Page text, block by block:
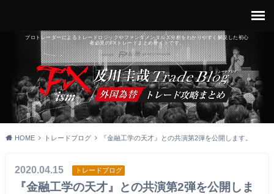
プロトレーダーによるトレードロジックやファンダメンタルズ分析をわかりやすく解説した初心
者必見のFXトレードまとめサイトです。
HOME トレードブログ 『金融工学の天才』との共演第2弾を公開します。
2020.04.15 トレードブログ
『金融工学の天才』との共演第2弾を公開しま